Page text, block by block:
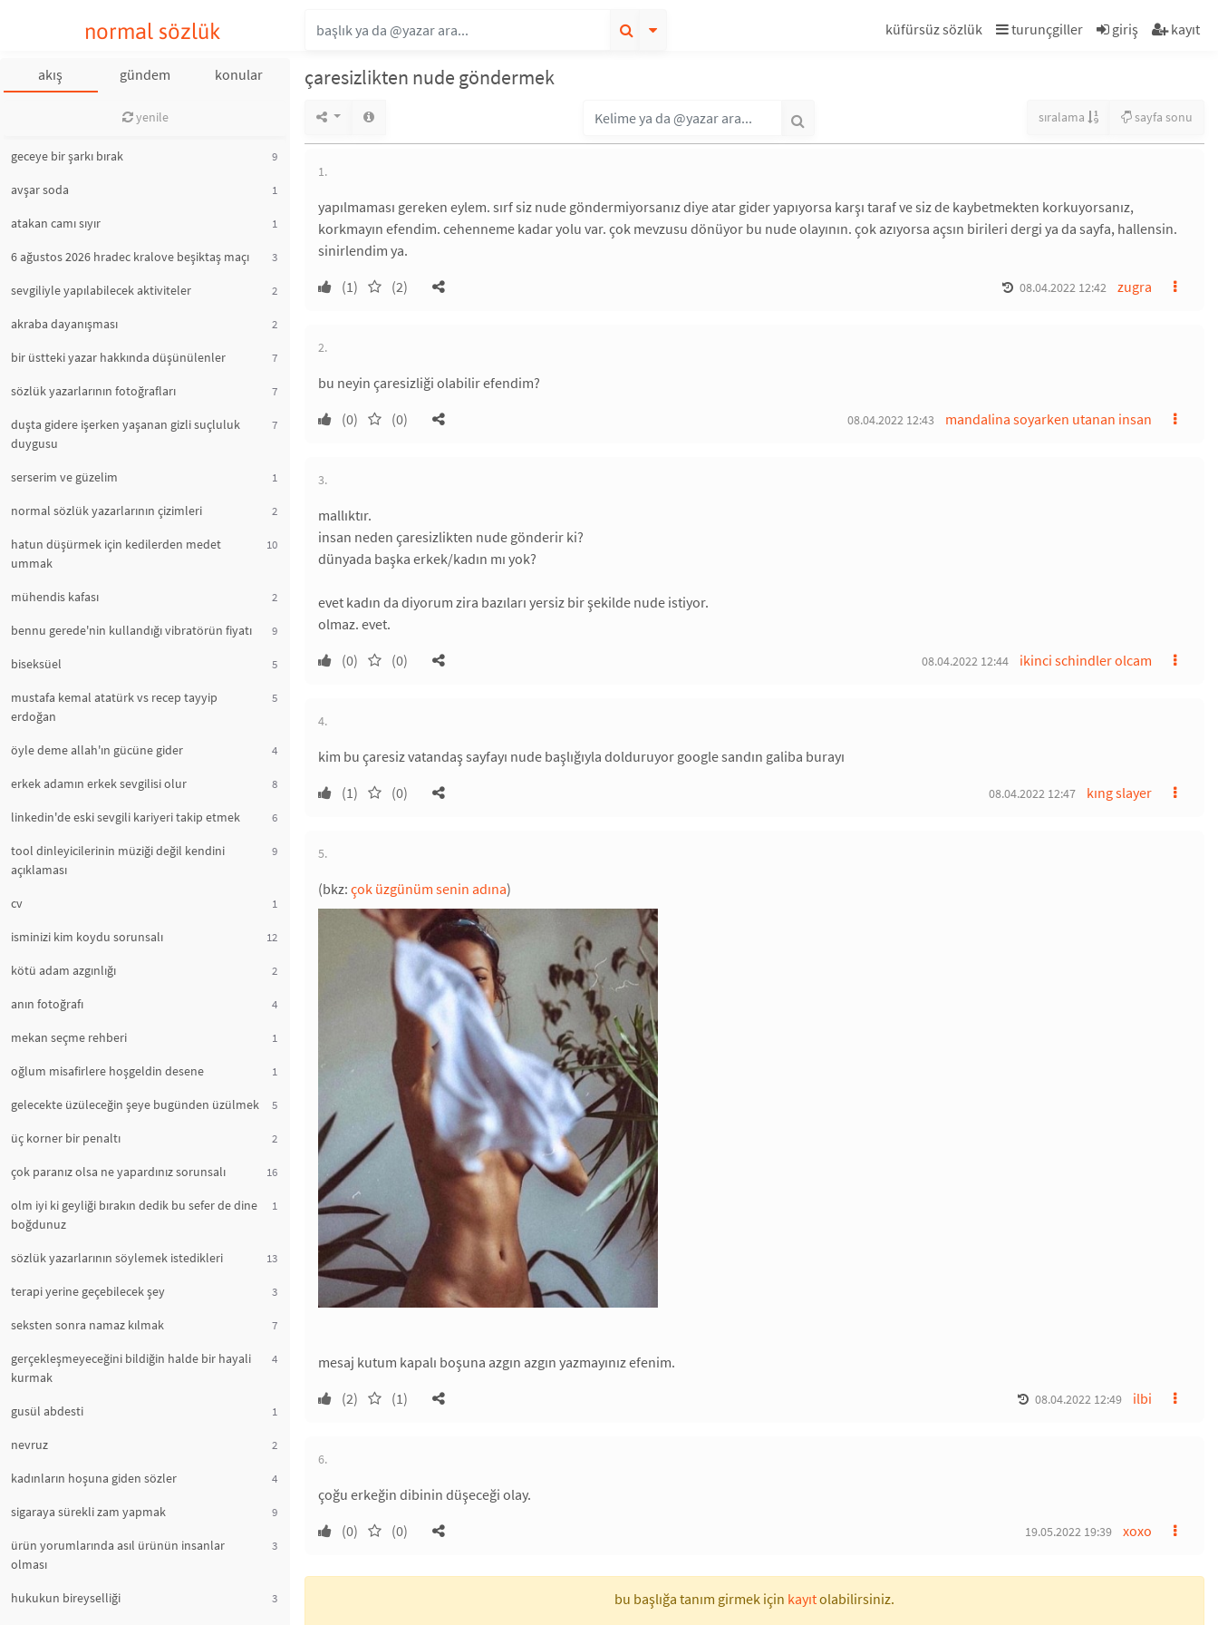
normal sözlük küfürsüz sözlük turunçgiller giriş kayıt
akış gündem konular
yenile
geceye bir şarkı bırak 9
avşar soda 1
atakan camı sıyır 1
6 ağustos 2026 hradec kralove beşiktaş maçı 3
sevgiliyle yapılabilecek aktiviteler 2
akraba dayanışması 2
bir üstteki yazar hakkında düşünülenler 7
sözlük yazarlarının fotoğrafları 7
duşta gidere işerken yaşanan gizli suçluluk
duygusu
7
serserim ve güzelim 1
normal sözlük yazarlarının çizimleri 2
hatun düşürmek için kedilerden medet
ummak
10
mühendis kafası 2
bennu gerede'nin kullandığı vibratörün fiyatı 9
biseksüel 5
mustafa kemal atatürk vs recep tayyip
erdoğan
5
öyle deme allah'ın gücüne gider 4
erkek adamın erkek sevgilisi olur 8
linkedin'de eski sevgili kariyeri takip etmek 6
tool dinleyicilerinin müziği değil kendini
açıklaması
9
cv 1
isminizi kim koydu sorunsalı 12
kötü adam azgınlığı 2
anın fotoğrafı 4
mekan seçme rehberi 1
oğlum misafirlere hoşgeldin desene 1
gelecekte üzüleceğin şeye bugünden üzülmek 5
üç korner bir penaltı 2
çok paranız olsa ne yapardınız sorunsalı 16
olm iyi ki geyliği bırakın dedik bu sefer de dine
boğdunuz
1
sözlük yazarlarının söylemek istedikleri 13
terapi yerine geçebilecek şey 3
seksten sonra namaz kılmak 7
gerçekleşmeyeceğini bildiğin halde bir hayali
kurmak
4
gusül abdesti 1
nevruz 2
kadınların hoşuna giden sözler 4
sigaraya sürekli zam yapmak 9
ürün yorumlarında asıl ürünün insanlar
olması
3
hukukun bireyselliği 3
çaresizlikten nude göndermek
sıralama sayfa sonu
1.
yapılmaması gereken eylem. sırf siz nude göndermiyorsanız diye atar gider yapıyorsa karşı taraf ve siz de kaybetmekten korkuyorsanız,
korkmayın efendim. cehenneme kadar yolu var. çok mevzusu dönüyor bu nude olayının. çok azıyorsa açsın birileri dergi ya da sayfa, hallensin.
sinirlendim ya.
(1)
(2) zugra
08.04.2022 12:42
2.
bu neyin çaresizliği olabilir efendim?
(0)
(0) mandalina soyarken utanan insan
08.04.2022 12:43
3.
mallıktır.
insan neden çaresizlikten nude gönderir ki?
dünyada başka erkek/kadın mı yok?
evet kadın da diyorum zira bazıları yersiz bir şekilde nude istiyor.
olmaz. evet.
(0)
(0) ikinci schindler olcam
08.04.2022 12:44
4.
kim bu çaresiz vatandaş sayfayı nude başlığıyla dolduruyor google sandın galiba burayı
(1)
(0) kıng slayer
08.04.2022 12:47
5.
(bkz: çok üzgünüm senin adına)
mesaj kutum kapalı boşuna azgın azgın yazmayınız efenim.
(2)
(1) ilbi
08.04.2022 12:49
6.
çoğu erkeğin dibinin düşeceği olay.
(0)
(0) xoxo
19.05.2022 19:39
bu başlığa tanım girmek için kayıtolabilirsiniz.